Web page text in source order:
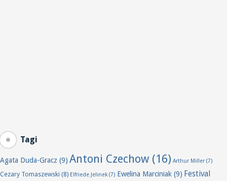
Tagi
Agata Duda-Gracz (9) Antoni Czechow (16) Arthur Miller (7)
Cezary Tomaszewski (8) Elfriede Jelinek (7) Ewelina Marciniak (9) Festival